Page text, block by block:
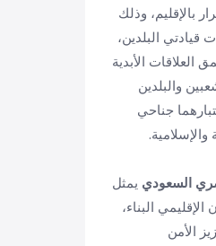
بالإقليم، وذلك
قيادتي البلدين،
العلاقات الأبدية
والبلدين
جناحي
والإسلامية.
السعودي يمثل
الإقليمي البناء،
الأمن